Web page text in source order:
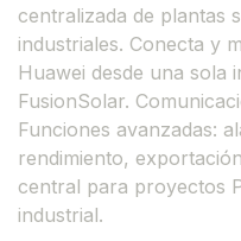
centralizada de plantas
industriales. Conecta y
Huawei desde una sola
FusionSolar.
Funciones avanzadas:
rendimiento,
central para proyectos
industrial.